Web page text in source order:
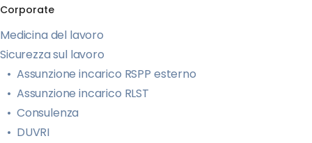
Corporate
Medicina del lavoro
Sicurezza sul lavoro
Assunzione incarico RSPP esterno
Assunzione incarico RLST
Consulenza
DUVRI